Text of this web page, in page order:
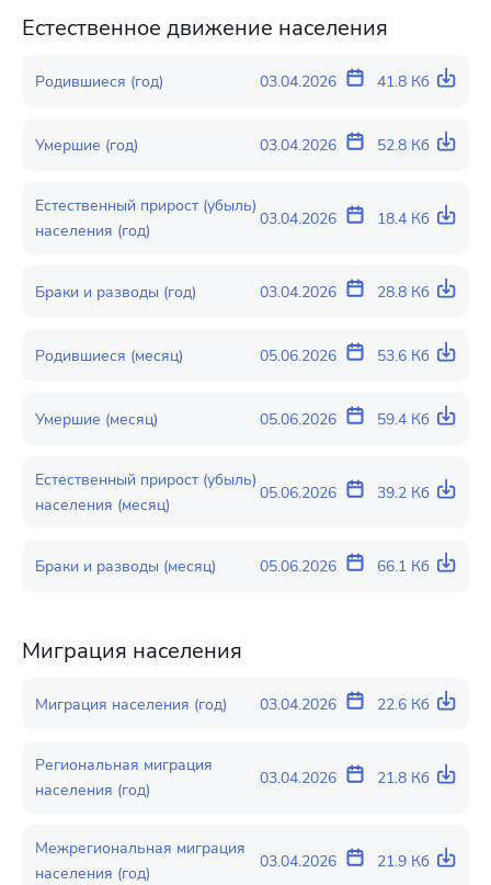
Естественное движение населения
Родившиеся (год) 03.04.2026 41.8 Кб
Умершие (год) 03.04.2026 52.8 Кб
Естественный прирост (убыль)
населения (год)
03.04.2026 18.4 Кб
Браки и разводы (год) 03.04.2026 28.8 Кб
Родившиеся (месяц) 05.06.2026 53.6 Кб
Умершие (месяц) 05.06.2026 59.4 Кб
Естественный прирост (убыль)
населения (месяц)
05.06.2026 39.2 Кб
Браки и разводы (месяц) 05.06.2026 66.1 Кб
Миграция населения
Миграция населения (год) 03.04.2026 22.6 Кб
Региональная миграция
населения (год)
03.04.2026 21.8 Кб
Межрегиональная миграция
населения (год)
03.04.2026 21.9 Кб